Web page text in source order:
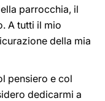
parrocchia, il
A tutti il mio
della mia
pensiero e col
dedicarmi a